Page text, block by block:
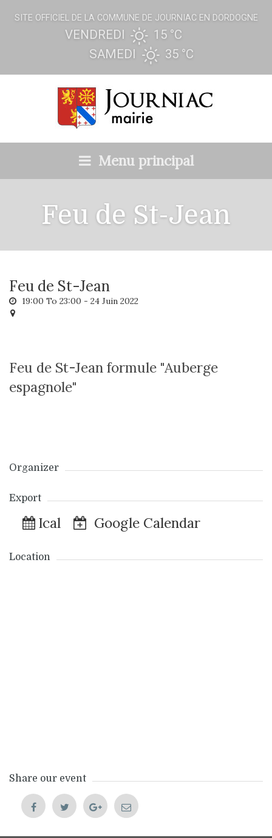
SITE OFFICIEL DE LA COMMUNE DE JOURNIAC EN DORDOGNE
VENDREDI 15 °C
SAMEDI
35 °C
Menu principal
Feu de St-Jean
Feu de St-Jean
19:00 To 23:00 - 24 Juin 2022
Feu de St-Jean formule "Auberge
espagnole"
Organizer
Export
Ical Google Calendar
Location
Share our event